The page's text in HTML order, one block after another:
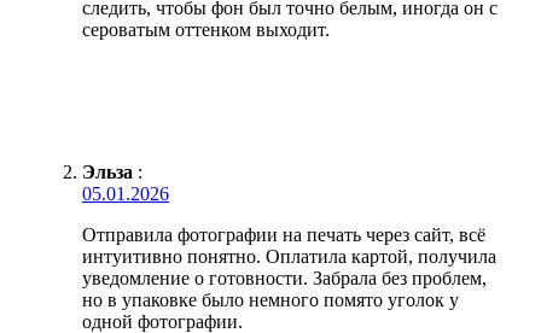
следить, чтобы фон был точно белым, иногда он с
сероватым оттенком выходит.
Эльза :
05.01.2026
Отправила фотографии на печать через сайт, всё
интуитивно понятно. Оплатила картой, получила
уведомление о готовности. Забрала без проблем,
но в упаковке было немного помято уголок у
одной фотографии.